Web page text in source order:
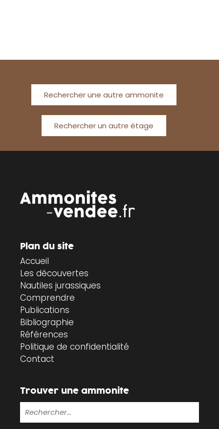
Rechercher une autre ammonite
Rechercher un autre étage
Plan du site
Accueil
Les découvertes
Nautiles jurassiques
Comprendre
Publications
Bibliographie
Références
Politique de confidentialité
Contact
Trouver une ammonite